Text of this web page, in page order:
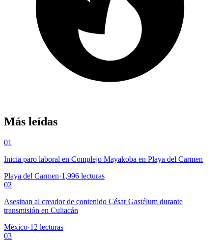
Más leídas
01
Inicia paro laboral en Complejo Mayakoba en Playa del Carmen
Playa del Carmen·1,996 lecturas
02
Asesinan al creador de contenido César Gastélum durante
transmisión en Culiacán
México·12 lecturas
03